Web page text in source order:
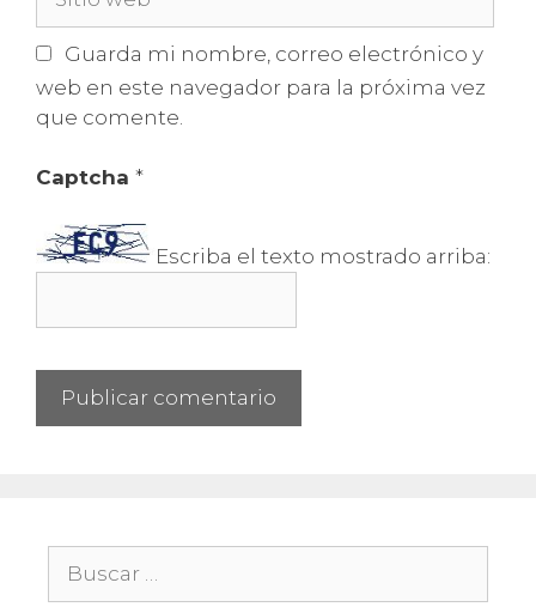
web
Guarda mi nombre, correo electrónico y
web en este navegador para la próxima vez
que comente.
Captcha *
Escriba el texto mostrado arriba: